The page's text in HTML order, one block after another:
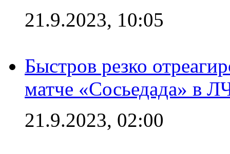
21.9.2023, 10:05
Быстров резко
матче «Сосьедада» в
21.9.2023, 02:00